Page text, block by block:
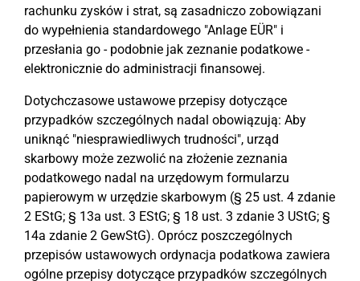
rachunku zysków i strat, są zasadniczo zobowiązani
do wypełnienia standardowego "Anlage EÜR" i
przesłania go - podobnie jak zeznanie podatkowe -
elektronicznie do administracji finansowej.
Dotychczasowe ustawowe przepisy dotyczące
przypadków szczególnych nadal obowiązują: Aby
uniknąć "niesprawiedliwych trudności", urząd
skarbowy może zezwolić na złożenie zeznania
podatkowego nadal na urzędowym formularzu
papierowym w urzędzie skarbowym (§ 25 ust. 4 zdanie
2 EStG; § 13a ust. 3 EStG; § 18 ust. 3 zdanie 3 UStG; §
14a zdanie 2 GewStG). Oprócz poszczególnych
przepisów ustawowych ordynacja podatkowa zawiera
ogólne przepisy dotyczące przypadków szczególnych